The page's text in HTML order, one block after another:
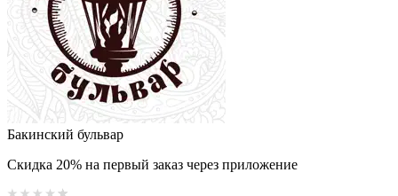
Бакинский бульвар
Скидка 20% на первый заказ через приложение